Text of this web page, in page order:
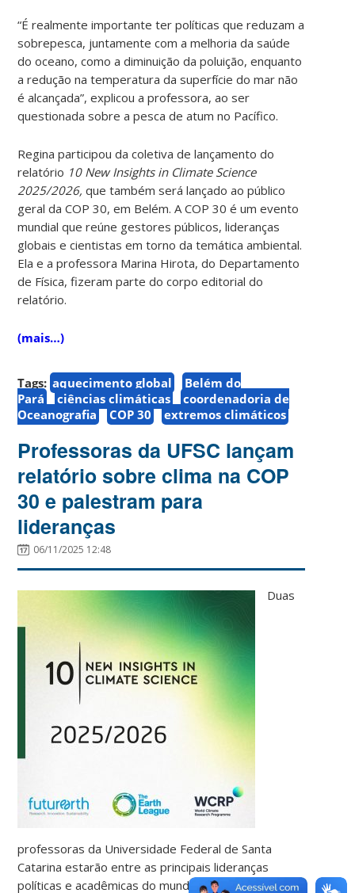
“É realmente importante ter políticas que reduzam a
sobrepesca, juntamente com a melhoria da saúde
do oceano, como a diminuição da poluição, enquanto
a redução na temperatura da superfície do mar não
é alcançada”, explicou a professora, ao ser
questionada sobre a pesca de atum no Pacífico.
Regina participou da coletiva de lançamento do
relatório 10 New Insights in Climate Science
2025/2026,que também será lançado ao público
geral da COP 30, em Belém. A COP 30 é um evento
mundial que reúne gestores públicos, lideranças
globais e cientistas em torno da temática ambiental.
Ela e a professora Marina Hirota, do Departamento
de Física, fizeram parte do corpo editorial do
relatório.
(mais…)
Tags: aquecimento global
Belém do
Pará
ciências climáticas
coordenadoria de
Oceanografia
COP 30 extremos climáticos
Professoras da UFSC lançam
relatório sobre clima na COP
30 e palestram para
lideranças
06/11/2025 12:48
Duas
professoras da Universidade Federal de Santa
Catarina estarão entre as principais lideranças
políticas e acadêmicas do mundo na discussão do